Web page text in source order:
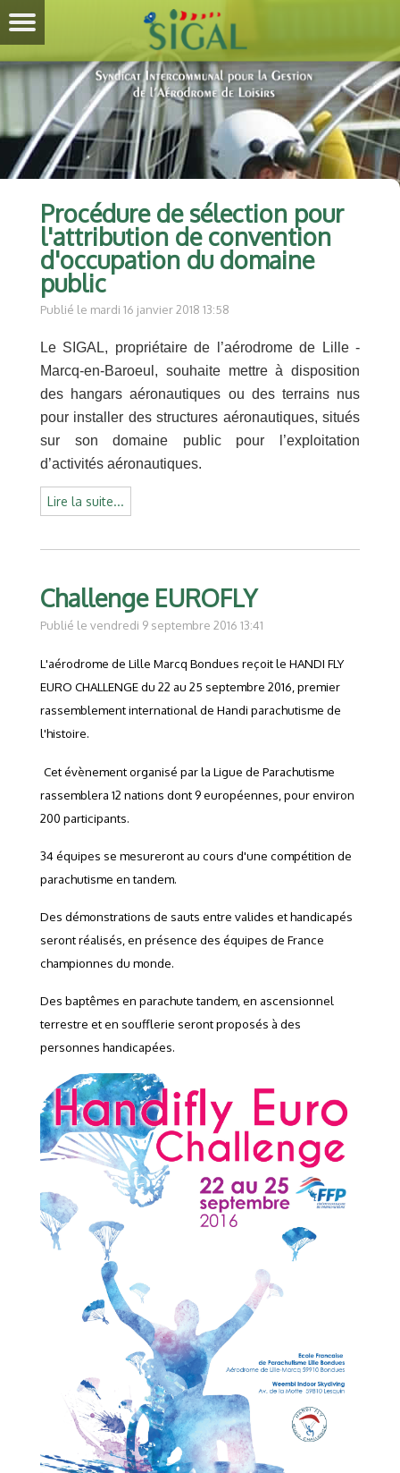
Procédure de sélection pour
l'attribution de convention
d'occupation du domaine
public
Publié le mardi 16 janvier 2018 13:58
Le SIGAL, propriétaire de l’aérodrome de Lille -
Marcq-en-Baroeul, souhaite mettre à disposition
des hangars aéronautiques ou des terrains nus
pour installer des structures aéronautiques, situés
sur son domaine public pour l’exploitation
d’activités aéronautiques.
Lire la suite...
Challenge EUROFLY
Publié le vendredi 9 septembre 2016 13:41
L'aérodrome de Lille Marcq Bondues reçoit le HANDI FLY
EURO CHALLENGE du 22 au 25 septembre 2016, premier
rassemblement international de Handi parachutisme de
l'histoire.
Cet évènement organisé par la Ligue de Parachutisme
rassemblera 12 nations dont 9 européennes, pour environ
200 participants.
34 équipes se mesureront au cours d'une compétition de
parachutisme en tandem.
Des démonstrations de sauts entre valides et handicapés
seront réalisés, en présence des équipes de France
championnes du monde.
Des baptêmes en parachute tandem, en ascensionnel
terrestre et en soufflerie seront proposés à des
personnes handicapées.